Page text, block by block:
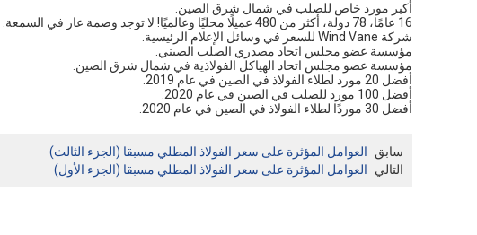
أكبر مورد خاص للصلب في شمال شرق الصين.
16 عامًا، 78 دولة، أكثر من 480 عميلًا محليًا وعالميًا! لا توجد وصمة عار في السمعة.
شركة Wind Vane للسعر في وسائل الإعلام الرئيسية.
مؤسسة عضو مجلس اتحاد مصدري الصلب الصيني.
مؤسسة عضو مجلس اتحاد الهياكل الفولاذية في شمال شرق الصين.
أفضل 20 مورد لطلاء الفولاذ في الصين في عام 2019.
أفضل 100 مورد للصلب في الصين في عام 2020.
أفضل 30 موردًا لطلاء الفولاذ في الصين في عام 2020.
سابق
العوامل المؤثرة على سعر الفولاذ المطلي مسبقا (الجزء الثالث)
التالي
العوامل المؤثرة على سعر الفولاذ المطلي مسبقا (الجزء الأول)